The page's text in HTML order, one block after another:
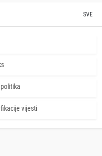
SVE
vijesti